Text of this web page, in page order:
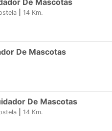
14 Km.
De Mascotas
De Mascotas
14 Km.